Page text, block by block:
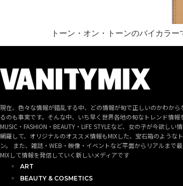
トーン・オン・トーンのバイカラー
現在、色々な情報が錯乱する中、どの情報が旬で正しいのかわから
るのも事実です。そんな中、いち早く世界各地の旬なトレンド情報
MUSIC・FASHION・BEAUTY・LIFE STYLEなど、女の子が今欲しい
網羅して、オリジナルのオススメ情報もMIXした、宝石箱のような
ン。 また、雑誌・WEB・映像・イベントなど平面からリアルまで
MIXして情報を発信していく新しいメディアです
ART
BEAUTY & COSMETICS